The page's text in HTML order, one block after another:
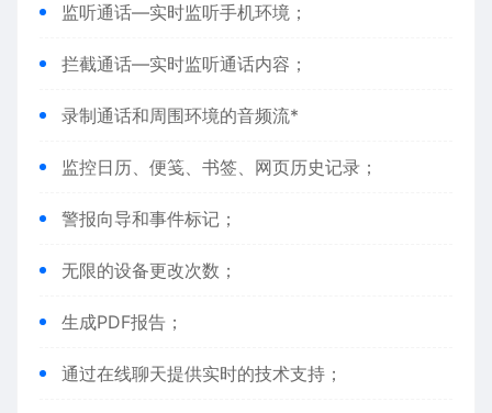
监听通话—实时监听手机环境；
拦截通话—实时监听通话内容；
录制通话和周围环境的音频流*
监控日历、便笺、书签、网页历史记录；
警报向导和事件标记；
无限的设备更改次数；
生成PDF报告；
通过在线聊天提供实时的技术支持；